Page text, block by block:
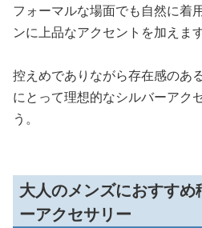
フォーマルな場面でも自然に着
ンに上品なアクセントを加えます
控えめでありながら存在感のあ
にとって理想的なシルバーアク
う。
大人のメンズにおすす
ーアクセサリー